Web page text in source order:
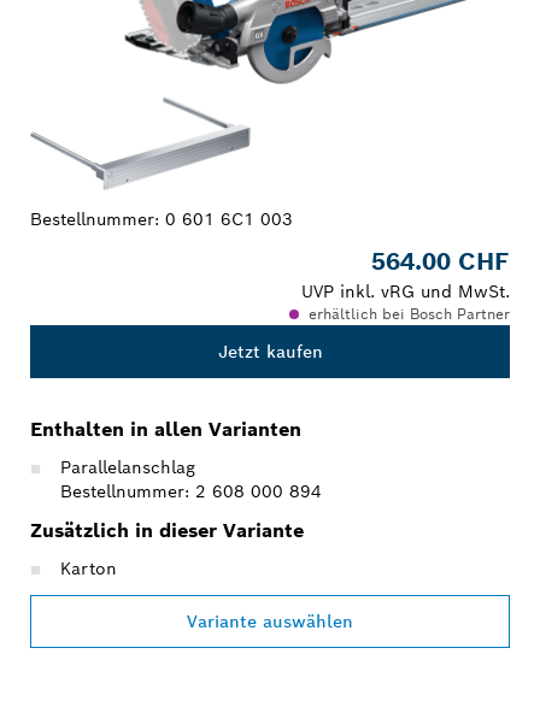
Bestellnummer: 0 601 6C1 003
564.00 CHF
UVP inkl. vRG und MwSt.
erhältlich bei Bosch Partner
Jetzt kaufen
Enthalten in allen Varianten
Parallelanschlag
Bestellnummer: 2 608 000 894
Zusätzlich in dieser Variante
Karton
Variante auswählen